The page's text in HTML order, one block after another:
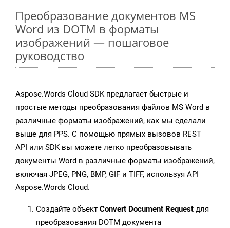
Преобразование документов MS
Word из DOTM в форматы
изображений — пошаговое
руководство
Aspose.Words Cloud SDK предлагает быстрые и
простые методы преобразования файлов MS Word в
различные форматы изображений, как мы сделали
выше для PPS. С помощью прямых вызовов REST
API или SDK вы можете легко преобразовывать
документы Word в различные форматы изображений,
включая JPEG, PNG, BMP, GIF и TIFF, используя API
Aspose.Words Cloud.
Создайте объект Convert Document Request для
преобразования DOTM документа